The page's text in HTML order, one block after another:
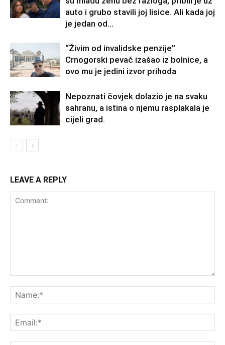
auto i grubo stavili joj lisice. Ali kada joj
je jedan od...
“Živim od invalidske penzije”
Crnogorski pevač izašao iz bolnice, a
ovo mu je jedini izvor prihoda
Nepoznati čovjek dolazio je na svaku
sahranu, a istina o njemu rasplakala je
cijeli grad.
LEAVE A REPLY